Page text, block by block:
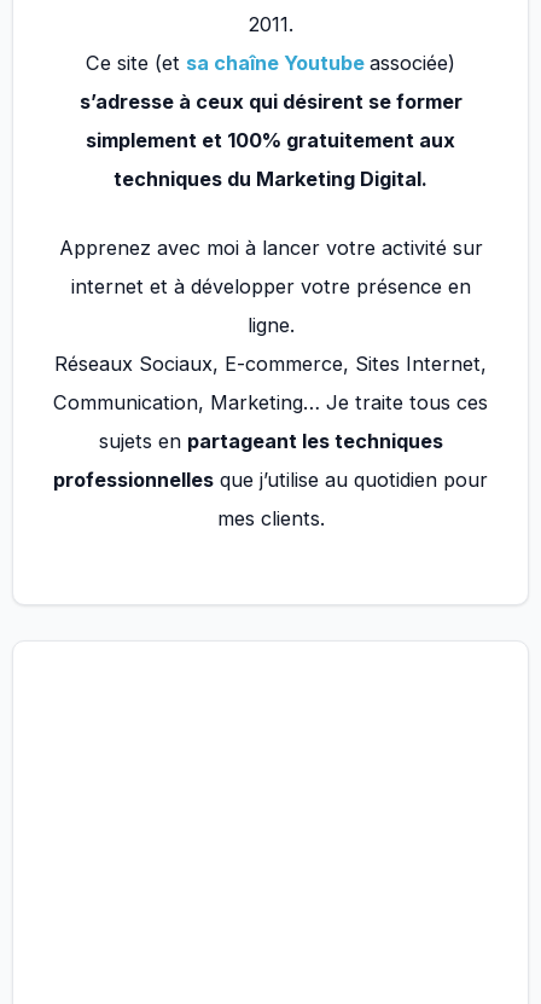
2011.
Ce site (et sa chaîne Youtube associée)
s’adresse à ceux qui désirent se former
simplement et 100% gratuitement aux
techniques du Marketing Digital.
Apprenez avec moi à lancer votre activité sur
internet et à développer votre présence en
ligne.
Réseaux Sociaux, E-commerce, Sites Internet,
Communication, Marketing… Je traite tous ces
sujets en partageant les techniques
professionnelles que j’utilise au quotidien pour
mes clients.